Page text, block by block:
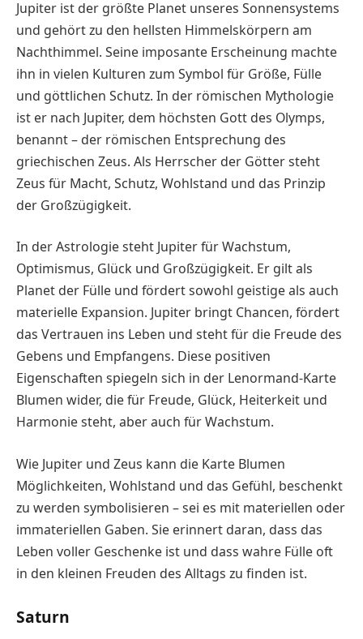
Jupiter ist der größte Planet unseres Sonnensystems
und gehört zu den hellsten Himmelskörpern am
Nachthimmel. Seine imposante Erscheinung machte
ihn in vielen Kulturen zum Symbol für Größe, Fülle
und göttlichen Schutz. In der römischen Mythologie
ist er nach Jupiter, dem höchsten Gott des Olymps,
benannt – der römischen Entsprechung des
griechischen Zeus. Als Herrscher der Götter steht
Zeus für Macht, Schutz, Wohlstand und das Prinzip
der Großzügigkeit.
In der Astrologie steht Jupiter für Wachstum,
Optimismus, Glück und Großzügigkeit. Er gilt als
Planet der Fülle und fördert sowohl geistige als auch
materielle Expansion. Jupiter bringt Chancen, fördert
das Vertrauen ins Leben und steht für die Freude des
Gebens und Empfangens. Diese positiven
Eigenschaften spiegeln sich in der Lenormand-Karte
Blumen wider, die für Freude, Glück, Heiterkeit und
Harmonie steht, aber auch für Wachstum.
Wie Jupiter und Zeus kann die Karte Blumen
Möglichkeiten, Wohlstand und das Gefühl, beschenkt
zu werden symbolisieren – sei es mit materiellen oder
immateriellen Gaben. Sie erinnert daran, dass das
Leben voller Geschenke ist und dass wahre Fülle oft
in den kleinen Freuden des Alltags zu finden ist.
Saturn